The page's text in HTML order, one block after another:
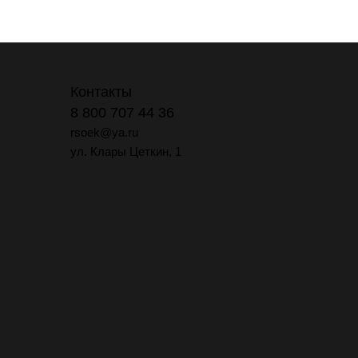
Контакты
8 800 707 44 36
rsoek@ya.ru
ул. Клары Цеткин, 1